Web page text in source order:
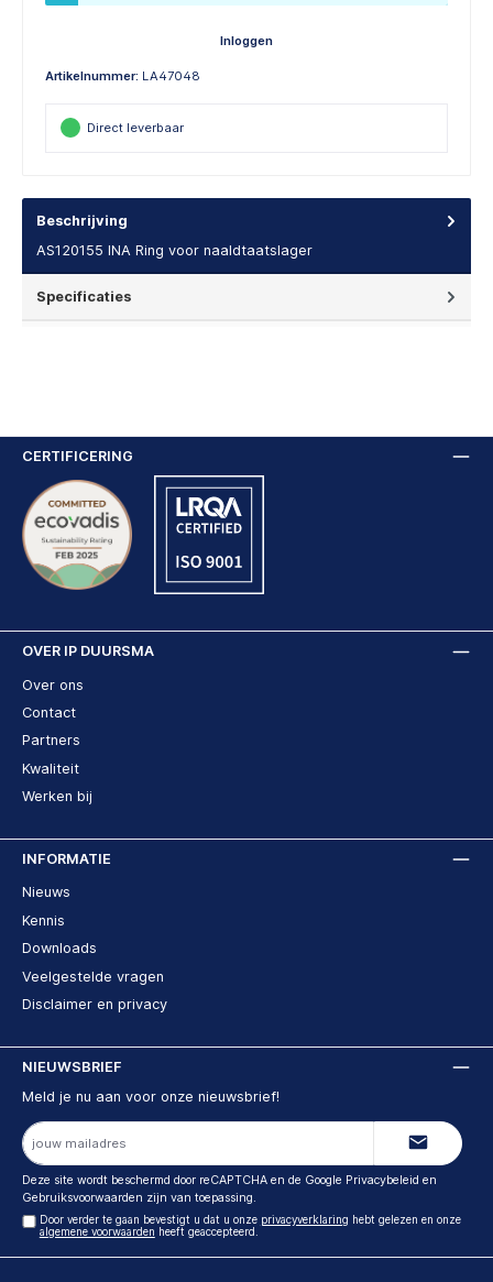
Inloggen
Artikelnummer: LA47048
Direct leverbaar
Beschrijving
AS120155 INA Ring voor naaldtaatslager
Specificaties
OVER IP DUURSMA
Over ons
Contact
Partners
Kwaliteit
Werken bij
INFORMATIE
Nieuws
Kennis
Downloads
Veelgestelde vragen
Disclaimer en privacy
CERTIFICERING
NIEUWSBRIEF
Meld je nu aan voor onze nieuwsbrief!
E-
mailadres
Deze site wordt beschermd door reCAPTCHA en de Google Privacybeleid en
Gebruiksvoorwaarden zijn van toepassing.
Door verder te gaan bevestigt u dat u onze privacyverklaring hebt gelezen en onze
algemene voorwaarden heeft geaccepteerd.